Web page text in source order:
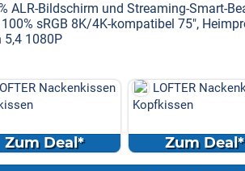
ALR-Bildschirm und Streaming-Smart-
sRGB 8K/4K-kompatibel 75",
5,4 1080P
Nackenkissen
Zum Deal*
LOFTER
Kopfkissen
Zum Deal*